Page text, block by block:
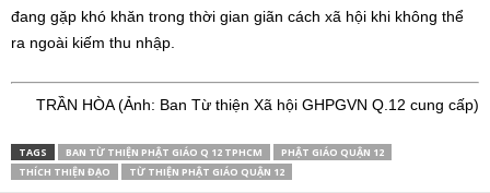
đang gặp khó khăn trong thời gian giãn cách xã hội khi không thể
ra ngoài kiếm thu nhập.
TRẦN HÒA (Ảnh: Ban Từ thiện Xã hội GHPGVN Q.12 cung cấp)
TAGS BAN TỪ THIỆN PHẬT GIÁO Q 12 TPHCM
PHẬT GIÁO QUẬN 12
THÍCH THIỆN ĐẠO
TỪ THIỆN PHẬT GIÁO QUẬN 12